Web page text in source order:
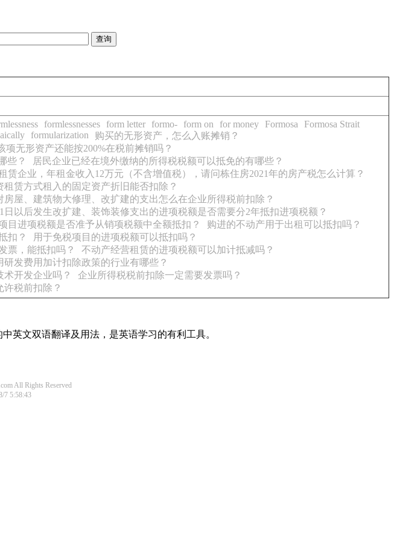
formlessnesses form letter formo- form on for money Formosa
Formosa Strait
formularization
购买的无形资产，怎么入账摊销？
无形资产还能按200%在税前摊销吗？
些？
居民企业已经在境外缴纳的所得税税额可以抵免的有哪些？
企业，年租金收入12万元（不含增值税），请问栋住房2021年的房产税怎么计算？
租赁方式租入的固定资产折旧能否扣除？
房屋、建筑物大修理、改扩建的支出怎么在企业所得税前扣除？
以后发生改扩建、装饰装修支出的进项税额是否需要分2年抵扣进项税额？
目进项税额是否准予从销项税额中全额抵扣？
购进的不动产用于出租可以抵扣吗？
扣？
用于免税项目的进项税额可以抵扣吗？
票，能抵扣吗？
不动产经营租赁的进项税额可以加计抵减吗？
研发费用加计扣除政策的行业有哪些？
术开发企业吗？
企业所得税税前扣除一定需要发票吗？
税前扣除？
英文双语翻译及用法，是英语学习的有利工具。
All Rights Reserved
7 5:58:43